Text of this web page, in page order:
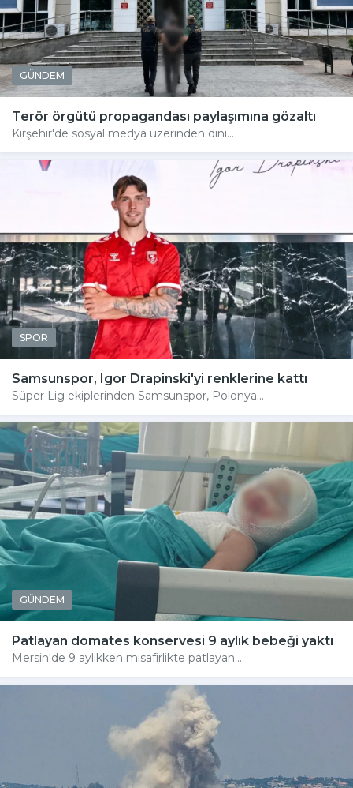
GÜNDEM
Terör örgütü propagandası paylaşımına gözaltı
Kırşehir'de sosyal medya üzerinden dini...
SPOR
Samsunspor, Igor Drapinski'yi renklerine kattı
Süper Lig ekiplerinden Samsunspor, Polonya...
GÜNDEM
Patlayan domates konservesi 9 aylık bebeği yaktı
Mersin'de 9 aylıkken misafirlikte patlayan...